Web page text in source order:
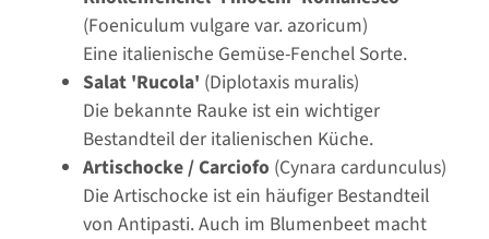
(Foeniculum vulgare var. azoricum)
Eine italienische Gemüse-Fenchel Sorte.
Salat 'Rucola' (Diplotaxis muralis)
Die bekannte Rauke ist ein wichtiger
Bestandteil der italienischen Küche.
Artischocke / Carciofo (Cynara cardunculus)
Die Artischocke ist ein häufiger Bestandteil
von Antipasti. Auch im Blumenbeet macht